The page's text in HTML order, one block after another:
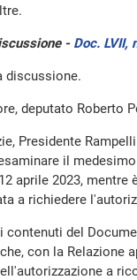
- Doc. LVII,
discussione.
deputato Roberto
Presidente
il
aprile 2023,
a richiedere
del
con la Relazione
a